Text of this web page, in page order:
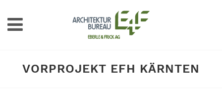
VORPROJEKT EFH KÄRNTEN